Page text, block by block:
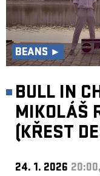
BEANS ►
BULL IN
MIKOLÁŠ
(KŘEST
24. 1. 2026